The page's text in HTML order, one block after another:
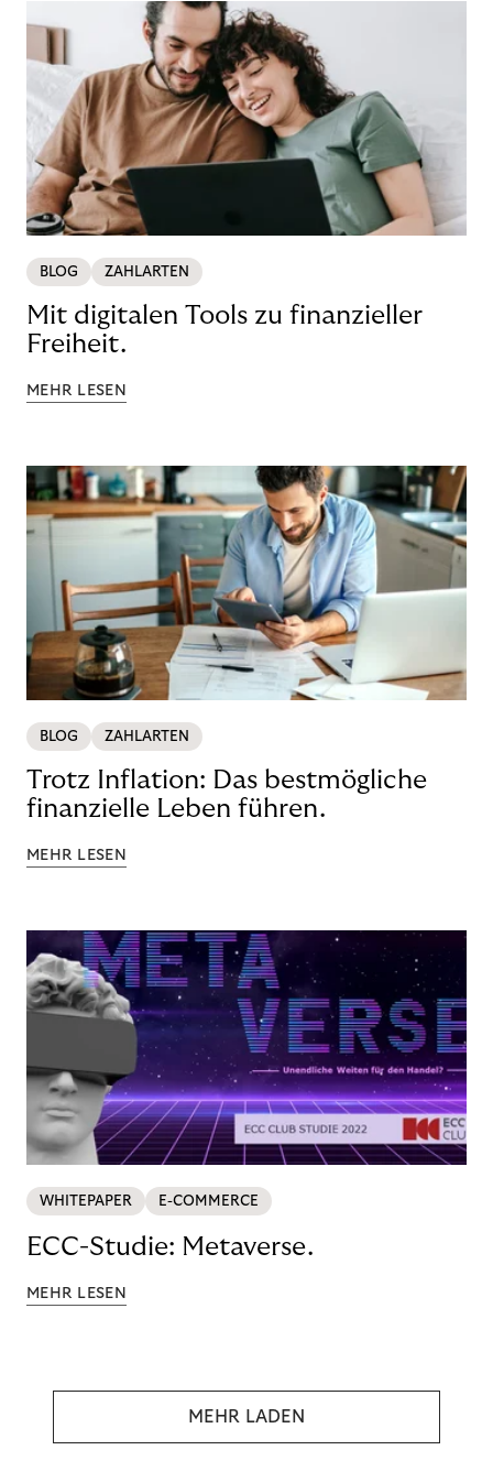
BLOG ZAHLARTEN
Mit digitalen Tools zu finanzieller
Freiheit.
MEHR LESEN
BLOG ZAHLARTEN
Trotz Inflation: Das bestmögliche
finanzielle Leben führen.
MEHR LESEN
WHITEPAPER E-COMMERCE
ECC-Studie: Metaverse.
MEHR LESEN
MEHR LADEN